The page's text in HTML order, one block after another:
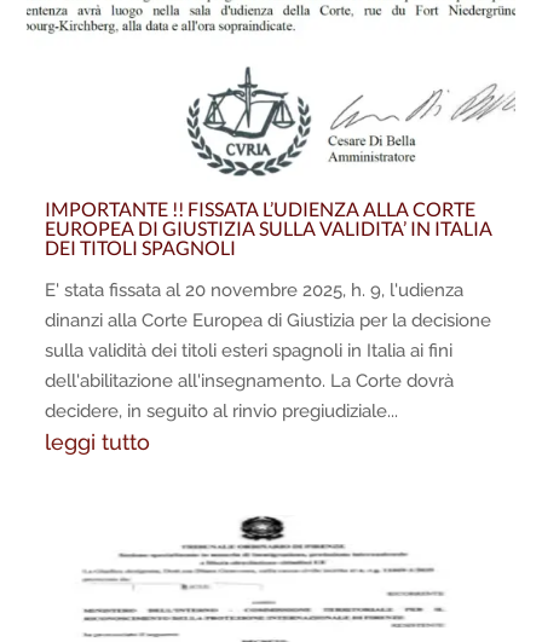
IMPORTANTE !! FISSATA L’UDIENZA ALLA CORTE
EUROPEA DI GIUSTIZIA SULLA VALIDITA’ IN ITALIA
DEI TITOLI SPAGNOLI
E' stata fissata al 20 novembre 2025, h. 9, l'udienza
dinanzi alla Corte Europea di Giustizia per la decisione
sulla validità dei titoli esteri spagnoli in Italia ai fini
dell'abilitazione all'insegnamento. La Corte dovrà
decidere, in seguito al rinvio pregiudiziale...
leggi tutto